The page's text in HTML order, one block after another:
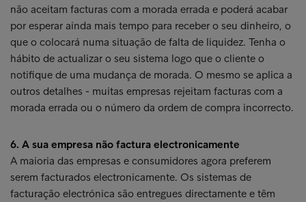
não aceitam facturas com a morada errada e poderá acabar
por esperar ainda mais tempo para receber o seu dinheiro, o
que o colocará numa situação de falta de liquidez. Tenha o
hábito de actualizar o seu sistema logo que o cliente o
notifique de uma mudança de morada. O mesmo se aplica a
outros detalhes - muitas empresas rejeitam facturas com a
morada errada ou o número da ordem de compra incorrecto.
6. A sua empresa não factura electronicamente
A maioria das empresas e consumidores agora preferem
serem facturados electronicamente. Os sistemas de
facturação electrónica são entregues directamente e têm